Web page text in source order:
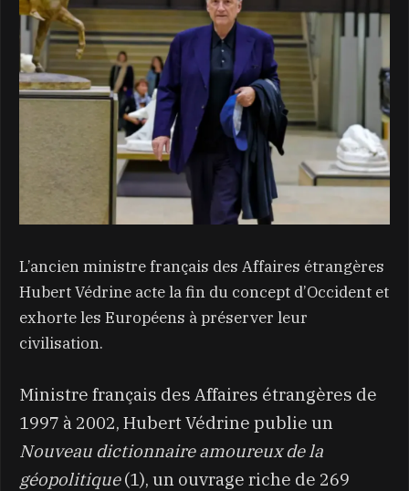
L’ancien ministre français des Affaires étrangères
Hubert Védrine acte la fin du concept d’Occident et
exhorte les Européens à préserver leur
civilisation.
Ministre français des Affaires étrangères de
1997 à 2002, Hubert Védrine publie un
Nouveau dictionnaire amoureux de la
géopolitique(1), un ouvrage riche de 269